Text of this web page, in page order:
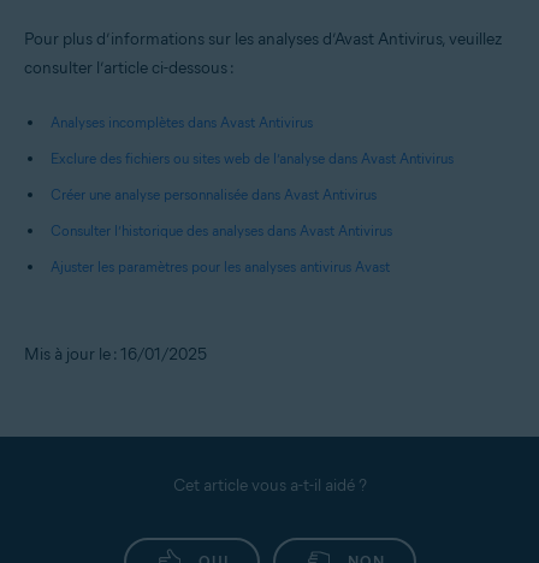
Pour plus d’informations sur les analyses d’Avast Antivirus, veuillez
consulter l’article ci-dessous :
Analyses incomplètes dans Avast Antivirus
Exclure des fichiers ou sites web de l’analyse dans Avast Antivirus
Créer une analyse personnalisée dans Avast Antivirus
Consulter l’historique des analyses dans Avast Antivirus
Ajuster les paramètres pour les analyses antivirus Avast
Mis à jour le : 16/01/2025
Cet article vous a-t-il aidé ?